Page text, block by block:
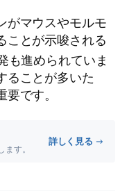
がマウスやモルモ
ことが示唆される
も進められていま
ることが多いた
です。
す。
詳しく見る →